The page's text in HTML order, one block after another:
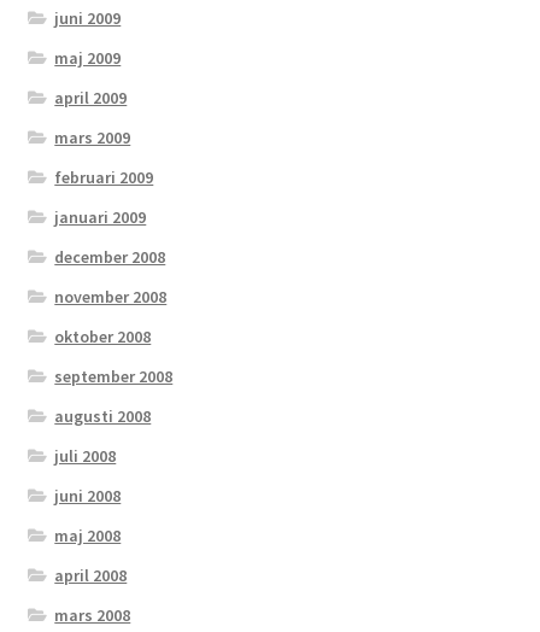
juni 2009
maj 2009
april 2009
mars 2009
februari 2009
januari 2009
december 2008
november 2008
oktober 2008
september 2008
augusti 2008
juli 2008
juni 2008
maj 2008
april 2008
mars 2008